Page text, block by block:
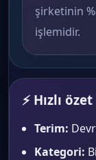
şirketinin
işlemidir.
⚡ Hızlı özet
Terim:
Kategori: